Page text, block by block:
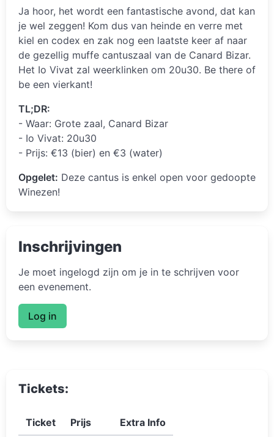
Ja hoor, het wordt een fantastische avond, dat kan
je wel zeggen! Kom dus van heinde en verre met
kiel en codex en zak nog een laatste keer af naar
de gezellig muffe cantuszaal van de Canard Bizar.
Het Io Vivat zal weerklinken om 20u30. Be there of
be een vierkant!
TL;DR:
- Waar: Grote zaal, Canard Bizar
- Io Vivat: 20u30
- Prijs: €13 (bier) en €3 (water)
Opgelet: Deze cantus is enkel open voor gedoopte
Winezen!
Inschrijvingen
Je moet ingelogd zijn om je in te schrijven voor
een evenement.
Log in
Tickets:
Ticket Prijs Extra Info